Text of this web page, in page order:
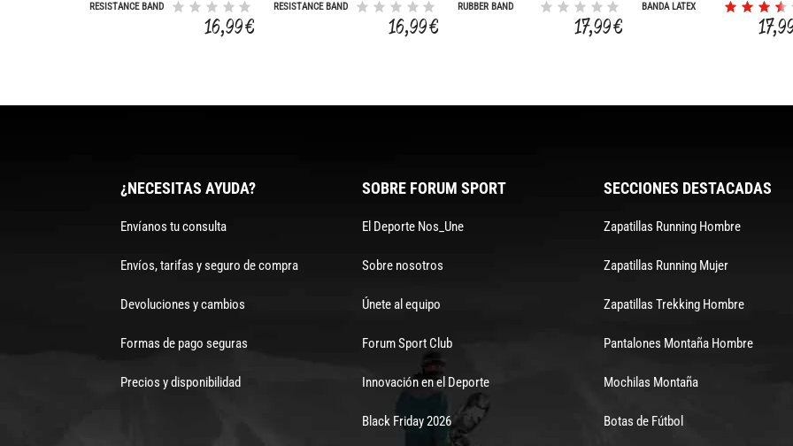
RESISTANCE BAND
16,99 €
RESISTANCE BAND
16,99 €
RUBBER BAND
17,99 €
BANDA LATEX
¿NECESITAS AYUDA?
Envíanos tu consulta
Envíos, tarifas y seguro de compra
Devoluciones y cambios
Formas de pago seguras
Precios y disponibilidad
SOBRE FORUM SPORT
El Deporte Nos_Une
Sobre nosotros
Únete al equipo
Forum Sport Club
Innovación en el Deporte
Black Friday 2026
SECCIONES DESTACADAS
Zapatillas Running Hombre
Zapatillas Running Mujer
Zapatillas Trekking Hombre
Pantalones Montaña Hombre
Mochilas Montaña
Botas de Fútbol